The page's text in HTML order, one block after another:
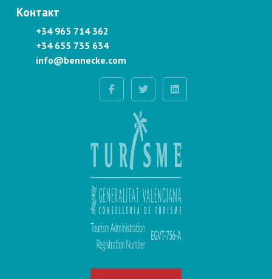
Контакт
+34 965 714 362
+34 655 735 634
info@bennecke.com